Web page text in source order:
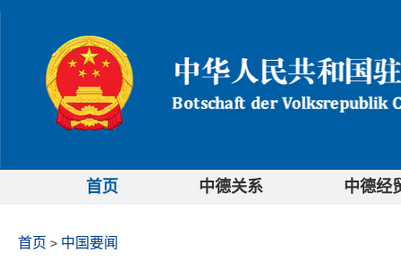
首页 中德关系 中德经
首页 > 中国要闻